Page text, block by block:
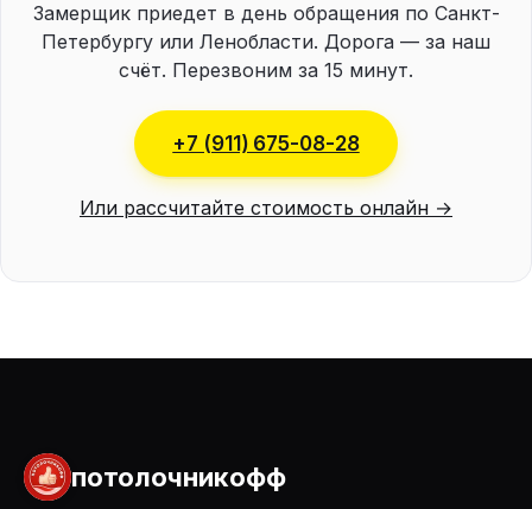
Замерщик приедет в день обращения по Санкт-
Петербургу или Ленобласти. Дорога — за наш
счёт. Перезвоним за 15 минут.
+7 (911) 675-08-28
Или рассчитайте стоимость онлайн →
потолочникофф